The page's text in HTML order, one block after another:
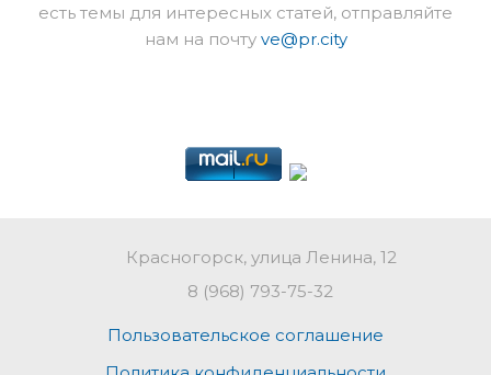
есть темы для интересных статей, отправляйте
нам на почту ve@pr.city
Красногорск, улица Ленина, 12
8 (968) 793-75-32
Пользовательское соглашение